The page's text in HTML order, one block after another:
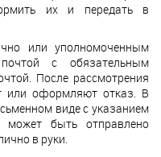
их и передать в
или уполномоченным
почтой с обязательным
После рассмотрения
или оформляют отказ. В
виде с указанием
может быть отправлено
в руки.